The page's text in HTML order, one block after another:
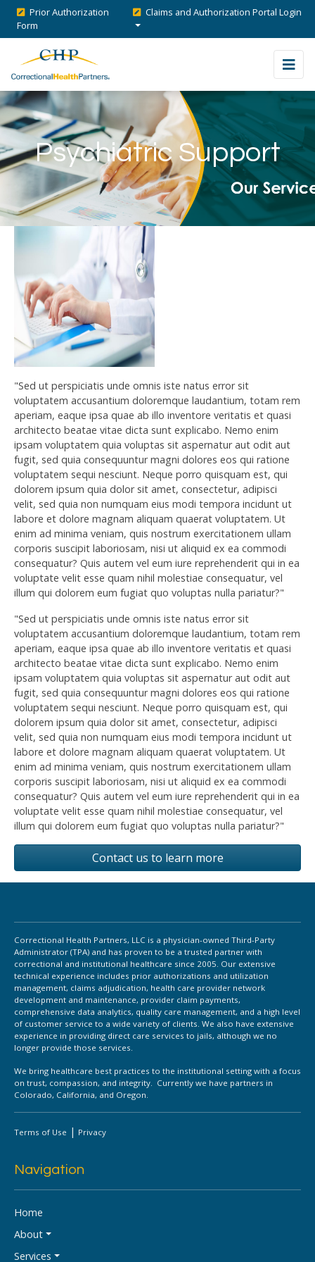
Prior Authorization
Form
Claims and Authorization Portal Login
Psychiatric Support
"Sed ut perspiciatis unde omnis iste natus error sit
voluptatem accusantium doloremque laudantium, totam rem
aperiam, eaque ipsa quae ab illo inventore veritatis et quasi
architecto beatae vitae dicta sunt explicabo. Nemo enim
ipsam voluptatem quia voluptas sit aspernatur aut odit aut
fugit, sed quia consequuntur magni dolores eos qui ratione
voluptatem sequi nesciunt. Neque porro quisquam est, qui
dolorem ipsum quia dolor sit amet, consectetur, adipisci
velit, sed quia non numquam eius modi tempora incidunt ut
labore et dolore magnam aliquam quaerat voluptatem. Ut
enim ad minima veniam, quis nostrum exercitationem ullam
corporis suscipit laboriosam, nisi ut aliquid ex ea commodi
consequatur? Quis autem vel eum iure reprehenderit qui in ea
voluptate velit esse quam nihil molestiae consequatur, vel
illum qui dolorem eum fugiat quo voluptas nulla pariatur?"
"Sed ut perspiciatis unde omnis iste natus error sit
voluptatem accusantium doloremque laudantium, totam rem
aperiam, eaque ipsa quae ab illo inventore veritatis et quasi
architecto beatae vitae dicta sunt explicabo. Nemo enim
ipsam voluptatem quia voluptas sit aspernatur aut odit aut
fugit, sed quia consequuntur magni dolores eos qui ratione
voluptatem sequi nesciunt. Neque porro quisquam est, qui
dolorem ipsum quia dolor sit amet, consectetur, adipisci
velit, sed quia non numquam eius modi tempora incidunt ut
labore et dolore magnam aliquam quaerat voluptatem. Ut
enim ad minima veniam, quis nostrum exercitationem ullam
corporis suscipit laboriosam, nisi ut aliquid ex ea commodi
consequatur? Quis autem vel eum iure reprehenderit qui in ea
voluptate velit esse quam nihil molestiae consequatur, vel
illum qui dolorem eum fugiat quo voluptas nulla pariatur?"
Contact us to learn more
Correctional Health Partners, LLC is a physician-owned Third-Party
Administrator (TPA) and has proven to be a trusted partner with
correctional and institutional healthcare since 2005. Our extensive
technical experience includes prior authorizations and utilization
management, claims adjudication, health care provider network
development and maintenance, provider claim payments,
comprehensive data analytics, quality care management, and a high level
of customer service to a wide variety of clients. We also have extensive
experience in providing direct care services to jails, although we no
longer provide those services.
We bring healthcare best practices to the institutional setting with a focus
on trust, compassion, and integrity. Currently we have partners in
Colorado, California, and Oregon.
Terms of Use | Privacy
Navigation
Home
About
Services